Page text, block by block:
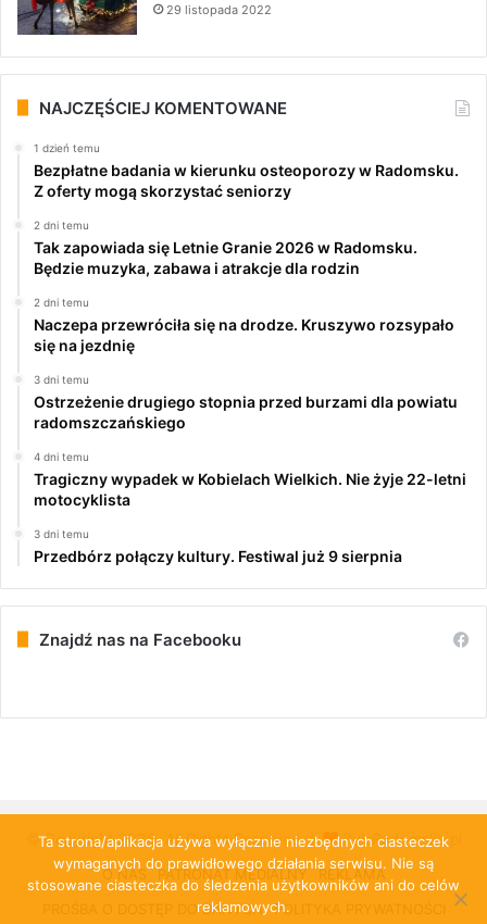
29 listopada 2022
NAJCZĘŚCIEJ KOMENTOWANE
1 dzień temu
Bezpłatne badania w kierunku osteoporozy w Radomsku.
Z oferty mogą skorzystać seniorzy
2 dni temu
Tak zapowiada się Letnie Granie 2026 w Radomsku.
Będzie muzyka, zabawa i atrakcje dla rodzin
2 dni temu
Naczepa przewróciła się na drodze. Kruszywo rozsypało
się na jezdnię
3 dni temu
Ostrzeżenie drugiego stopnia przed burzami dla powiatu
radomszczańskiego
4 dni temu
Tragiczny wypadek w Kobielach Wielkich. Nie żyje 22-letni
motocyklista
3 dni temu
Przedbórz połączy kultury. Festiwal już 9 sierpnia
Znajdź nas na Facebooku
© Copyright 2026, All Rights Reserved | PulsRadomska.pl
O NAS PATRONAT MEDIALNY
REKLAMA
PROŚBA O DOSTĘP DO DANYCH
POLITYKA PRYWATNOŚCI
Ta strona/aplikacja używa wyłącznie niezbędnych ciasteczek
wymaganych do prawidłowego działania serwisu. Nie są
stosowane ciasteczka do śledzenia użytkowników ani do celów
reklamowych.